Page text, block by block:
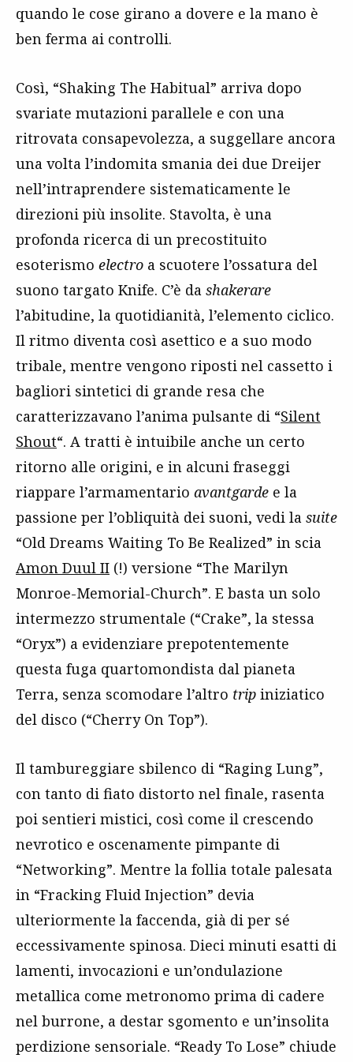
quando le cose girano a dovere e la mano è
ben ferma ai controlli.
Così, “Shaking The Habitual” arriva dopo
svariate mutazioni parallele e con una
ritrovata consapevolezza, a suggellare ancora
una volta l’indomita smania dei due Dreijer
nell’intraprendere sistematicamente le
direzioni più insolite. Stavolta, è una
profonda ricerca di un precostituito
esoterismo electro a scuotere l’ossatura del
suono targato Knife. C’è da shakerare
l’abitudine, la quotidianità, l’elemento ciclico.
Il ritmo diventa così asettico e a suo modo
tribale, mentre vengono riposti nel cassetto i
bagliori sintetici di grande resa che
caratterizzavano l’anima pulsante di “Silent
Shout“. A tratti è intuibile anche un certo
ritorno alle origini, e in alcuni fraseggi
riappare l’armamentario avantgarde e la
passione per l’obliquità dei suoni, vedi la suite
“Old Dreams Waiting To Be Realized” in scia
Amon Duul II (!) versione “The Marilyn
Monroe-Memorial-Church”. E basta un solo
intermezzo strumentale (“Crake”, la stessa
“Oryx”) a evidenziare prepotentemente
questa fuga quartomondista dal pianeta
Terra, senza scomodare l’altro trip iniziatico
del disco (“Cherry On Top”).
Il tambureggiare sbilenco di “Raging Lung”,
con tanto di fiato distorto nel finale, rasenta
poi sentieri mistici, così come il crescendo
nevrotico e oscenamente pimpante di
“Networking”. Mentre la follia totale palesata
in “Fracking Fluid Injection” devia
ulteriormente la faccenda, già di per sé
eccessivamente spinosa. Dieci minuti esatti di
lamenti, invocazioni e un’ondulazione
metallica come metronomo prima di cadere
nel burrone, a destar sgomento e un’insolita
perdizione sensoriale. “Ready To Lose” chiude